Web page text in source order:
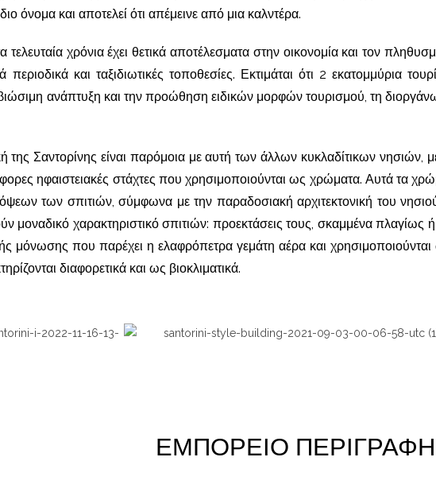
όνομα και αποτελεί ότι απέμεινε από μια καλντέρα.
χρόνια έχει θετικά αποτέλεσματα στην οικονομία και τον
και ταξιδιωτικές τοποθεσίες. Εκτιμάται ότι 2 εκατομμύρια
ανάπτυξη και την προώθηση ειδικών μορφών τουρισμού, τη
της Σαντορίνης είναι παρόμοια με αυτή των άλλων κυκλαδίτικων νησιών,
ηφαιστειακές στάχτες που χρησιμοποιούνται ως χρώματα. Αυτά τα
των σπιτιών, σύμφωνα με την παραδοσιακή αρχιτεκτονική του
μοναδικό χαρακτηριστικό σπιτιών: προεκτάσεις τους, σκαμμένα
μόνωσης που παρέχει η ελαφρόπετρα γεμάτη αέρα και χρησιμοποιούνται
διαφορετικά και ως βιοκλιματικά.
ΕΜΠΟΡΕΙΟ ΠΕΡΙΓΡΑΦΗ